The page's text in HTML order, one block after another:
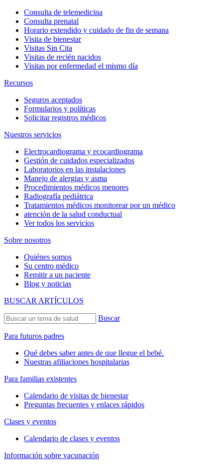
Consulta de telemedicina
Consulta prenatal
Horario extendido y cuidado de fin de semana
Visita de bienestar
Visitas Sin Cita
Visitas de recién nacidos
Visitas por enfermedad el mismo día
Recursos
Seguros aceptados
Formularios y políticas
Solicitar registros médicos
Nuestros servicios
Electrocardiograma y ecocardiograma
Gestión de cuidados especializados
Laboratorios en las instalaciones
Manejo de alergias y asma
Procedimientos médicos menores
Radiografía pediátrica
Tratamientos médicos monitorear por un médico
atención de la salud conductual
Ver todos los servicios
Sobre nosotros
Quiénes somos
Su centro médico
Remitir a un paciente
Blog y noticias
BUSCAR ARTÍCULOS
Buscar
Para futuros padres
Qué debes saber antes de que llegue el bebé.
Nuestras afiliaciones hospitalarias
Para familias existentes
Calendario de visitas de bienestar
Preguntas frecuentes y enlaces rápidos
Clases y eventos
Calendario de clases y eventos
Información sobre vacunación